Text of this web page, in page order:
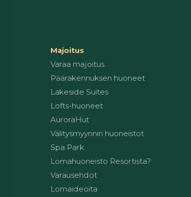
Majoitus
Varaa majoitus
Päärakennuksen huoneet
Lakeside Suites
Lofts-huoneet
AuroraHut
Välitysmyynnin huoneistot
Spa Park
Lomahuoneisto Resortista?
Varausehdot
Lomaideoita